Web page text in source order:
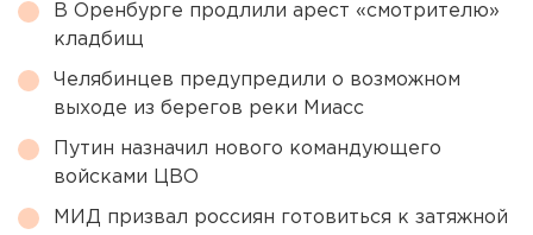
В Оренбурге продлили арест «смотрителю»
кладбищ
Челябинцев предупредили о возможном
выходе из берегов реки Миасс
Путин назначил нового командующего
войсками ЦВО
МИД призвал россиян готовиться к затяжной